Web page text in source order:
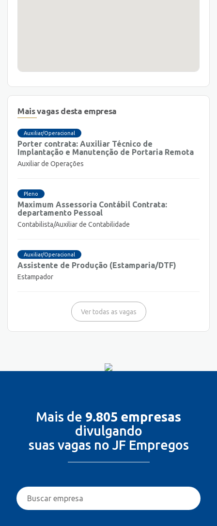
Mais vagas desta empresa
Auxiliar/Operacional
Porter contrata: Auxiliar Técnico de
Implantação e Manutenção de Portaria Remota
Auxiliar de Operações
Pleno
Maximum Assessoria Contábil Contrata:
departamento Pessoal
Contabilista/Auxiliar de Contabilidade
Auxiliar/Operacional
Assistente de Produção (Estamparia/DTF)
Estampador
Ver todas as vagas
Mais de 9.805 empresas
divulgando
suas vagas no JF Empregos